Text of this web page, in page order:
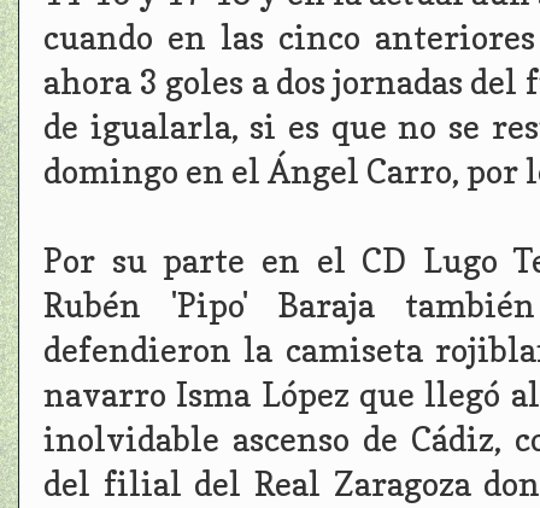
cuando en las cinco
ahora 3 goles a dos jornadas
de igualarla, si es que no se
domingo en el Ángel Carro, por
Por su parte en el CD Lugo
Rubén 'Pipo' Baraja
defendieron la camiseta
navarro Isma López que llegó
inolvidable ascenso de Cádiz,
del filial del Real Zaragoza